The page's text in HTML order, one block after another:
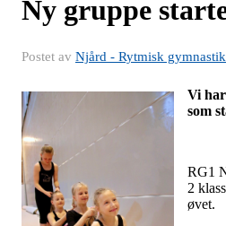
Ny gruppe
Postet av Njård - Rytmisk
Vi
som
RG1
2
øvet.